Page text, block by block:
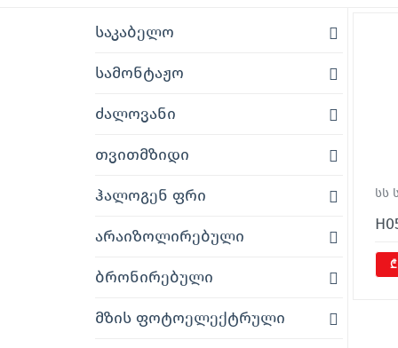
საკაბელო
სამონტაჟო
ძალოვანი
თვითმზიდი
ჰალოგენ ფრი
არაიზოლირებული
ბრონირებული
მზის ფოტოელექტრული
სს